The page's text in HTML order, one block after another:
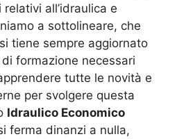
all’idraulica e
a sottolineare, che
tiene sempre aggiornato
formazione necessari
tutte le novità e
per svolgere questa
Idraulico Economico
ferma dinanzi a nulla,